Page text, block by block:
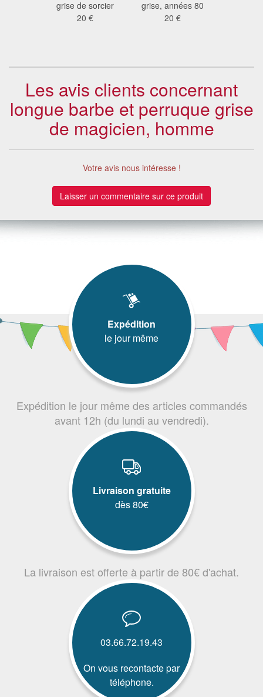
grise de sorcier
20 €
grise, années 80
20 €
Les avis clients concernant
longue barbe et perruque grise
de magicien, homme
Votre avis nous intéresse !
Laisser un commentaire sur ce produit
Expédition
le jour même
Expédition le jour même des articles commandés
avant 12h (du lundi au vendredi).
Livraison gratuite
dès 80€
La livraison est offerte à partir de 80€ d'achat.
03.66.72.19.43
On vous recontacte par
téléphone.